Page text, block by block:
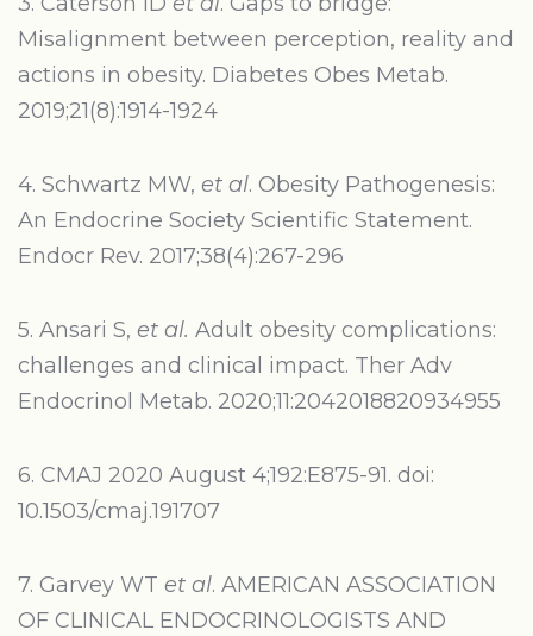
Misalignment between perception, reality and
actions in obesity. Diabetes Obes Metab.
2019;21(8):1914-1924
4. Schwartz MW, et al. Obesity Pathogenesis:
An Endocrine Society Scientific Statement.
Endocr Rev. 2017;38(4):267-296
5. Ansari S, et al. Adult obesity complications:
challenges and clinical impact. Ther Adv
Endocrinol Metab. 2020;11:2042018820934955
6. CMAJ 2020 August 4;192:E875-91. doi:
10.1503/cmaj.191707
7. Garvey WT et al. AMERICAN ASSOCIATION
OF CLINICAL ENDOCRINOLOGISTS AND